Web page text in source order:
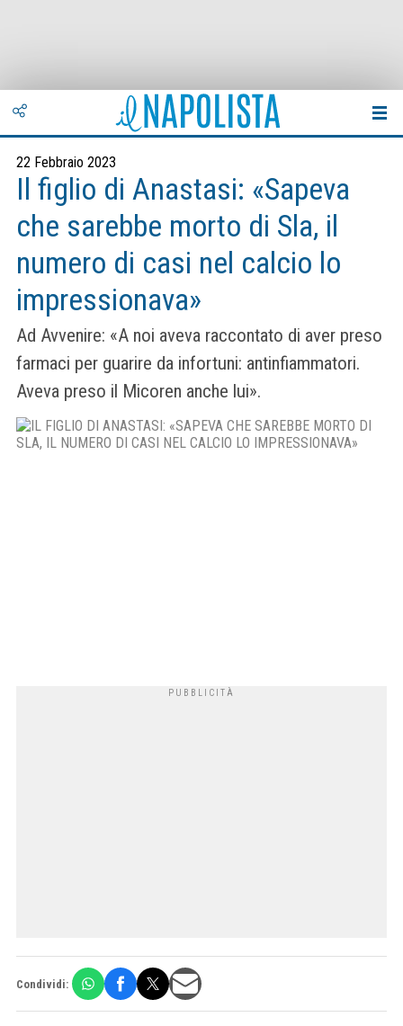
22 Febbraio 2023
Il figlio di Anastasi: «Sapeva
che sarebbe morto di Sla, il
numero di casi nel calcio lo
impressionava»
Ad Avvenire: «A noi aveva raccontato di aver preso
farmaci per guarire da infortuni: antinfiammatori.
Aveva preso il Micoren anche lui».
Condividi: